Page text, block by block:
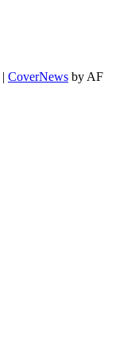
| CoverNews by AF